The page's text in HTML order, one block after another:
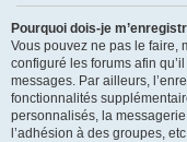
Pourquoi dois-je
Vous pouvez ne pas le faire,
configuré les forums afin
messages. Par ailleurs,
fonctionnalités
personnalisés, la
l’adhésion à des groupes,